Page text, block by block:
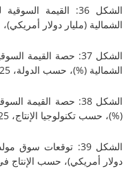
الشكل 36: القيمة السوقية
(مليار دولار أمريكي)، حسب الدولة، 2025
الشكل 37: حصة القيمة السوقية
(%)، حسب الدولة، 2025
الشكل 38: حصة القيمة السوقية
الإنتاج، 2025 و2034
الشكل 39: توقعات سوق مولدات
حسب الإنتاج في الموقع، 2021-2034